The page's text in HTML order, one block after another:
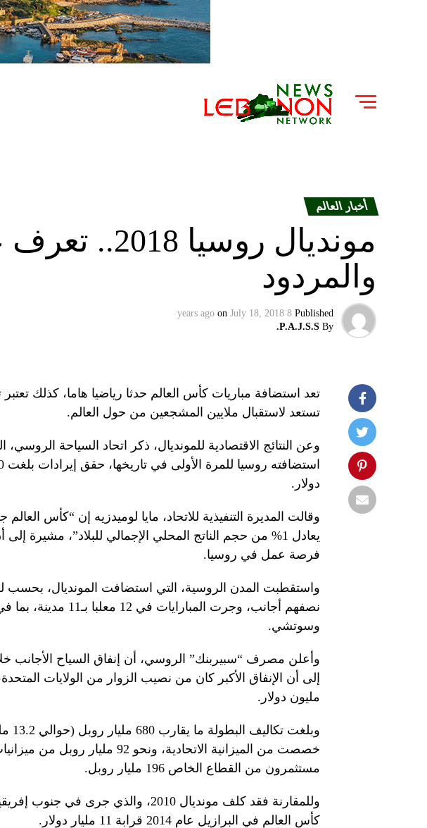
أخبار العالم
مونديال روسيا
والمردود
Published
8 years ago
on July 18, 2018
By
P.A.J.S.S.
تعد استضافة مباريات كأس العالم حدثا رياضيا هاما، كذلك تعتبر
تستعد لاستقبال ملايين المشجعين من حول العالم.
وعن النتائج الاقتصادية للمونديال، ذكر اتحاد السياحة الروسي،
دولار.
فرصة عمل في روسيا.
نصفهم أجانب، وجرت المبارايات في 12 معلبا بـ11 مدينة،
بما
وسوتشي.
مليون دولار.
خصصت من الميزانية الاتحادية، ونحو
مستثمرون من القطاع الخاص 196 مليار روبل.
كأس العالم في البرازيل عام 2014 قرابة 11 مليار دولار.